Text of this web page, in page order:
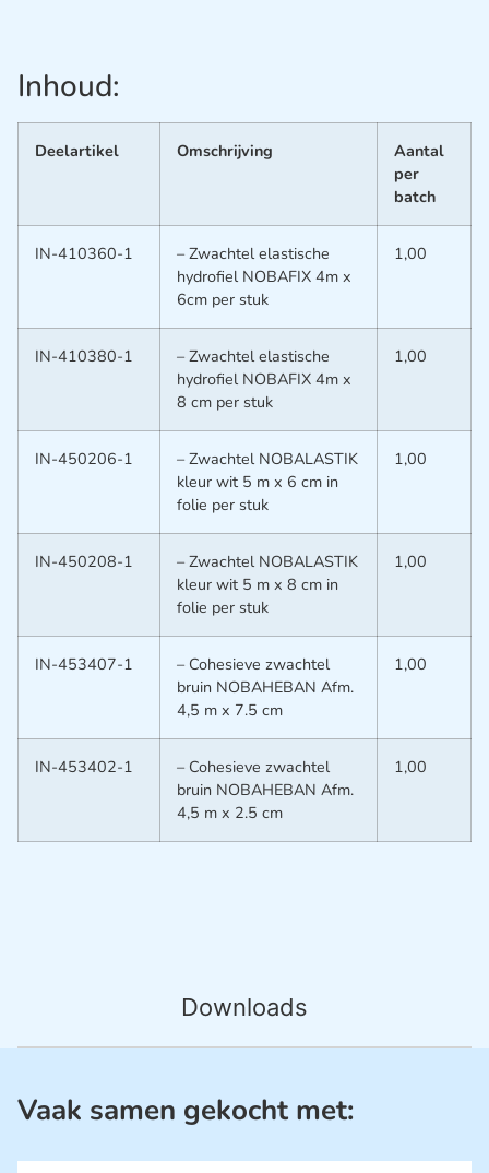
Downloads
Inhoud:
Deelartikel Omschrijving
Aantal
per
batch
IN-410360-1
– Zwachtel elastische
hydrofiel NOBAFIX 4m x
6cm per stuk
1,00
IN-410380-1
– Zwachtel elastische
hydrofiel NOBAFIX 4m x
8 cm per stuk
1,00
IN-450206-1
– Zwachtel NOBALASTIK
kleur wit 5 m x 6 cm in
folie per stuk
1,00
IN-450208-1
– Zwachtel NOBALASTIK
kleur wit 5 m x 8 cm in
folie per stuk
1,00
IN-453407-1
– Cohesieve zwachtel
bruin NOBAHEBAN Afm.
4,5 m x 7.5 cm
1,00
IN-453402-1
– Cohesieve zwachtel
bruin NOBAHEBAN Afm.
4,5 m x 2.5 cm
1,00
Vaak samen gekocht met: